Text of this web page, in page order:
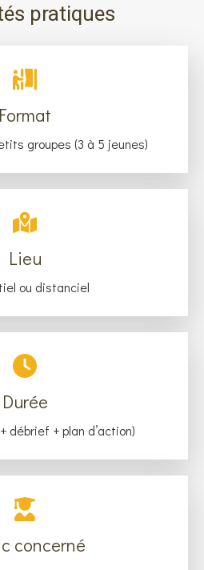
pratiques
Format
groupes (3 à 5 jeunes)
Lieu
ou distanciel
Durée
débrief + plan d’action)
concerné